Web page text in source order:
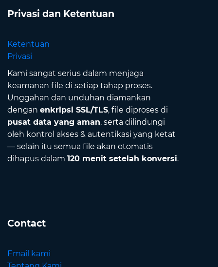
Privasi dan Ketentuan
Ketentuan
Privasi
Kami sangat serius dalam menjaga
keamanan file di setiap tahap proses.
Unggahan dan unduhan diamankan
dengan enkripsi SSL/TLS, file diproses di
pusat data yang aman, serta dilindungi
oleh kontrol akses & autentikasi yang ketat
— selain itu semua file akan otomatis
dihapus dalam 120 menit setelah konversi.
Contact
Email kami